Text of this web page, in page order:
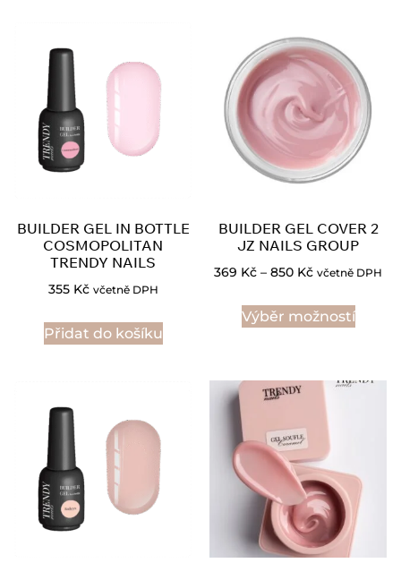
BUILDER GEL IN BOTTLE
COSMOPOLITAN
TRENDY NAILS
355 Kč včetně DPH
Přidat do košíku
BUILDER GEL COVER 2
JZ NAILS GROUP
369 Kč – 850 Kč včetně DPH
Výběr možností